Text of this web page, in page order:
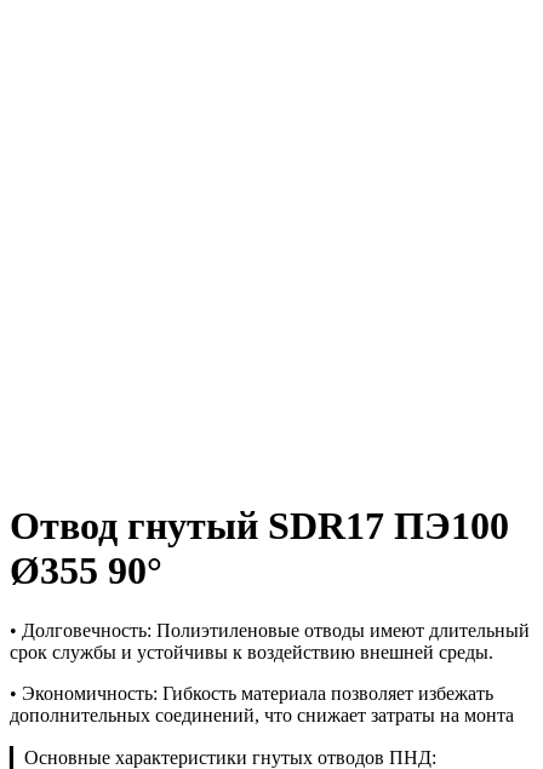
Отвод гнутый SDR17 ПЭ100
Ø355 90°
• Долговечность: Полиэтиленовые отводы имеют длительный
срок службы и устойчивы к воздействию внешней среды.
• Экономичность: Гибкость материала позволяет избежать
дополнительных соединений, что снижает затраты на монта
▎Основные характеристики гнутых отводов ПНД: